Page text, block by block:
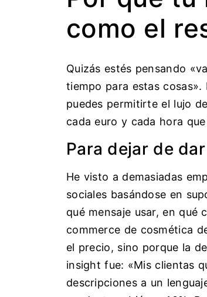
como el
Quizás estés pensando
tiempo para estas
puedes permitirte el lujo
cada euro y cada hora
Para dejar de
He visto a demasiadas
sociales basándose en
qué mensaje usar, en qué
commerce de cosmética
el precio, sino porque la
insight fue: «Mis clientas
descripciones a un